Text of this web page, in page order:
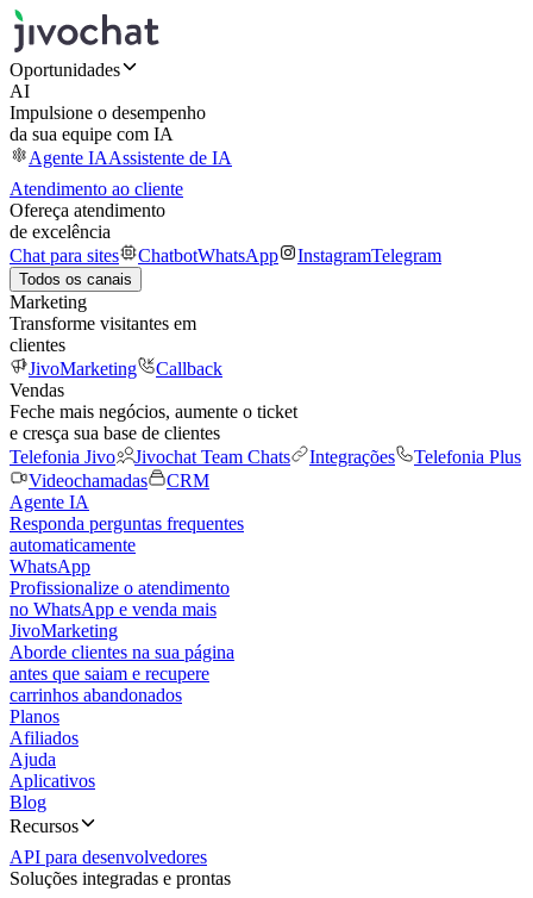
Oportunidades
AI
Impulsione o desempenho
da sua equipe com IA
Agente IAAssistente de IA
Atendimento ao cliente
Ofereça atendimento
de excelência
Chat para sites
ChatbotWhatsApp InstagramTelegram
Todos os canais
Marketing
Transforme visitantes em
clientes
JivoMarketing
Callback
Vendas
Feche mais negócios, aumente o ticket
e cresça sua base de clientes
Telefonia Jivo
Jivochat Team Chats Integrações
Telefonia Plus
Videochamadas
CRM
Agente IA
Responda perguntas frequentes
automaticamente
WhatsApp
Profissionalize o atendimento
no WhatsApp e venda mais
JivoMarketing
Aborde clientes na sua página
antes que saiam e recupere
carrinhos abandonados
Planos
Afiliados
Ajuda
Aplicativos
Blog
Recursos
API para desenvolvedores
Soluções integradas e prontas